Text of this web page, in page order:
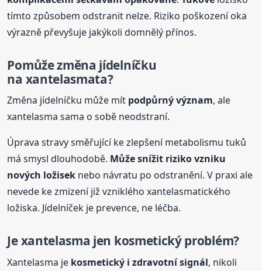
tímto způsobem odstranit nelze. Riziko poškození oka
výrazně převyšuje jakýkoli domnělý přínos.
Pomůže změna jídelníčku
na xantelasmata?
Změna jídelníčku může mít podpůrný význam, ale
xantelasma sama o sobě neodstraní.
Úprava stravy směřující ke zlepšení metabolismu tuků
má smysl dlouhodobě. Může snížit riziko vzniku
nových ložisek nebo návratu po odstranění. V praxi ale
nevede ke zmizení již vzniklého xantelasmatického
ložiska. Jídelníček je prevence, ne léčba.
Je xantelasma jen kosmetický problém?
Xantelasma je kosmetický i zdravotní signál, nikoli